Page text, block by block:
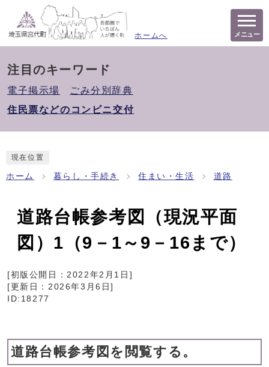
ホームへ メニュー
注目のキーワード
電子掲示場
ごみ分別辞典
住民票などのコンビニ交付
現在位置
ホーム 暮らし・手続き 住まい・生活 道路
道路台帳参考図（現況平面
図）1（9－1～9－16まで）
[初版公開日：2022年2月1日 ]
[更新日： 2026年3月6日]
ID:18277
道路台帳参考図を閲覧する。